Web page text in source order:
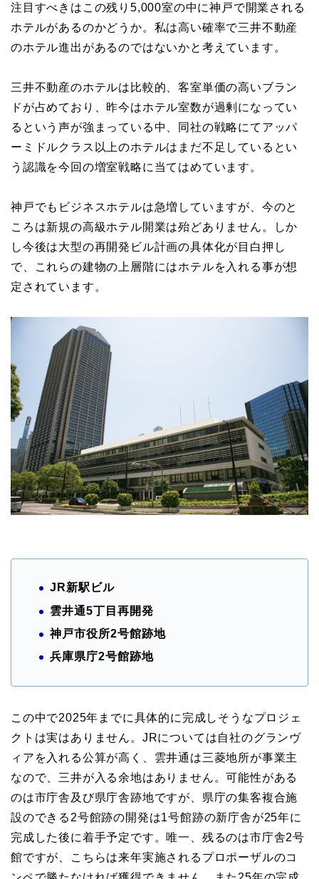
注目すべきはこの残り5,000室の中に神戸で開業される
ホテルがあるのかどうか。私は高い確率で三井不動産
のホテル進出があるのではないかと考えています。
三井不動産のホテルは比較的、客室単価の高いブラン
ドが占めており、昨今はホテル室数が過剰になってい
るという声が強まっている中、同社の戦略にてアッパ
ーミドルクラス以上のホテルはまだ不足しているとい
う認識を今回の増室戦略に当てはめています。
神戸でもビジネスホテルは急増していますが、今のと
ころは新規の高級ホテル開業は殆どありません。しか
し今後は大型の再開発ビル計画の具体化が目白押し
で、これらの建物の上層階にはホテルを入れる事が想
定されています。
JR新駅ビル
雲井通5丁目再開発
神戸市役所2号館跡地
兵庫県庁2号館跡地
この中で2025年までに具体的に完成しそうなプロジェ
クトは実はありません。JRについては自社のグランヴ
ィアを入れる公算が高く、雲井通は三菱地所が事業主
なので、三井が入る余地はありません。可能性がある
のは市庁舎及び県庁舎跡地ですが、県庁の集客複合施
設のできる2号館跡の開発は1号館跡の新庁舎が25年に
完成した後に着手予定です。唯一、残るのは市庁舎2号
館ですが、こちらは来年実施されるプロポーザルのコ